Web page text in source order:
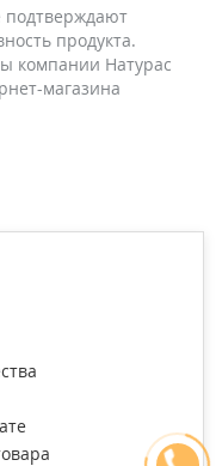
подтверждают
продукта.
компании Натурас
магазина